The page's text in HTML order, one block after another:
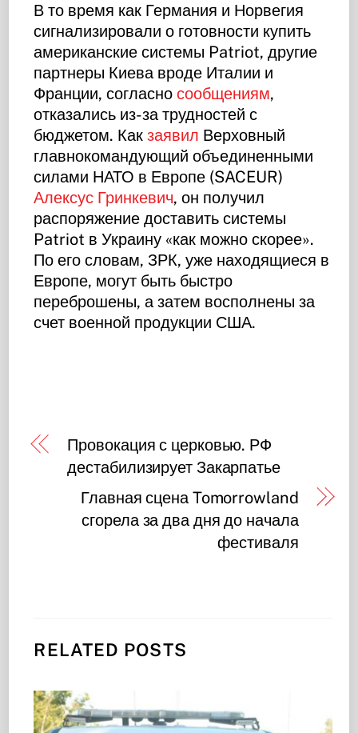
В то время как Германия и Норвегия
сигнализировали о готовности купить
американские системы Patriot, другие
партнеры Киева вроде Италии и
Франции, согласносообщениям,
отказались из-за трудностей с
бюджетом. Какзаявил Верховный
главнокомандующий объединенными
силами НАТО в Европе (SACEUR)
Алексус Гринкевич, он получил
распоряжение доставить системы
Patriot в Украину «как можно скорее».
По его словам, ЗРК, уже находящиеся в
Европе, могут быть быстро
переброшены, а затем восполнены за
счет военной продукции США.
Провокация с церковью. РФ
дестабилизирует Закарпатье
Главная сцена Tomorrowland
сгорела за два дня до начала
фестиваля
RELATED POSTS